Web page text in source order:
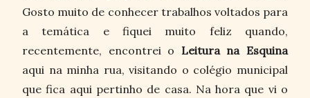
Gosto muito de conhecer trabalhos voltados para
a temática e fiquei muito feliz quando,
recentemente, encontrei o Leitura na Esquina
aqui na minha rua, visitando o colégio municipal
que fica aqui pertinho de casa. Na hora que vi o